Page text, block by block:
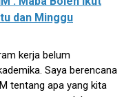
dan Minggu
kerja belum
Saya berencana
tentang apa yang kita